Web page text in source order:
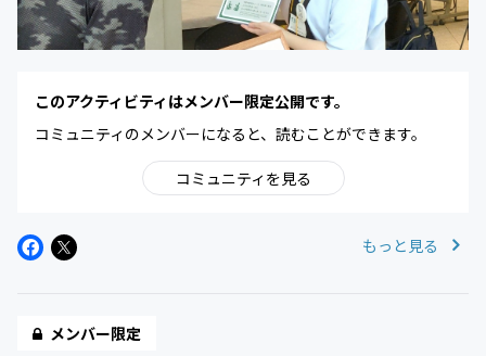
このアクティビティはメンバー限定公開です。
コミュニティのメンバーになると、読むことができます。
コミュニティを見る
もっと見る
メンバー限定